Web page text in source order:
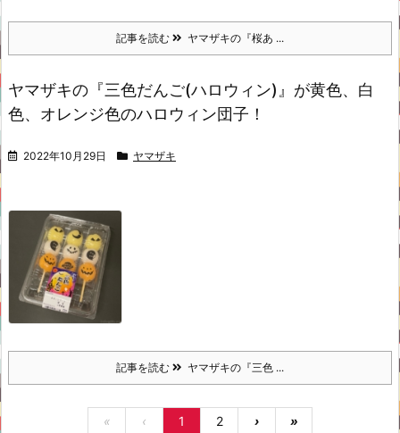
記事を読む ヤマザキの『桜あ ...
ヤマザキの『三色だんご(ハロウィン)』が黄色、白
色、オレンジ色のハロウィン団子！
2022年10月29日 ヤマザキ
記事を読む ヤマザキの『三色 ...
« ‹ 1 2 › »